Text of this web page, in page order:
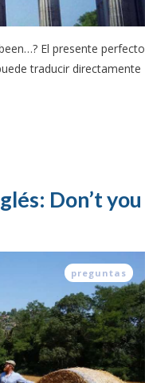
El presente perfecto
traducir directamente
Don’t you
preguntas